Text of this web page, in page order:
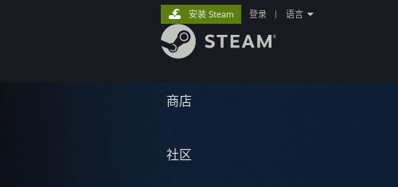
商店
社区
安装 Steam 登录 语言